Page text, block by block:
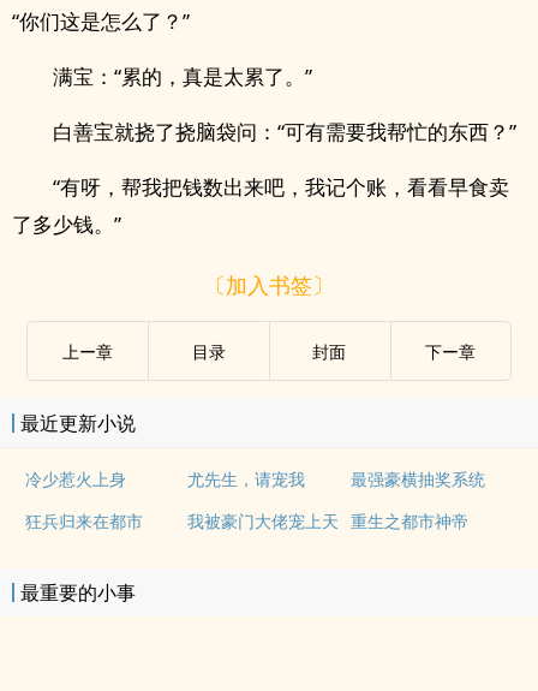
“你们这是怎么了？”
满宝：“累的，真是太累了。”
白善宝就挠了挠脑袋问：“可有需要我帮忙的东西？”
“有呀，帮我把钱数出来吧，我记个账，看看早食卖
了多少钱。”
〔加入书签〕
上ー章 目录 封面 下ー章
最近更新小说
冷少惹火上身 尤先生，请宠我
最强豪横抽奖系统
狂兵归来在都市
我被豪门大佬宠上天 重生之都市神帝
最重要的小事